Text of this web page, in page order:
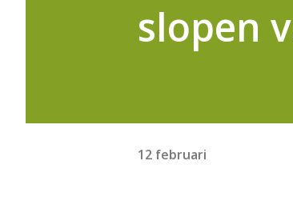
slopen
12 februari